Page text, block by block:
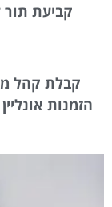
קביעת תור
קבלת קהל
הזמנות